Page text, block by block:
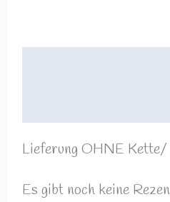
Lieferung OHNE Kette/
Es gibt noch keine